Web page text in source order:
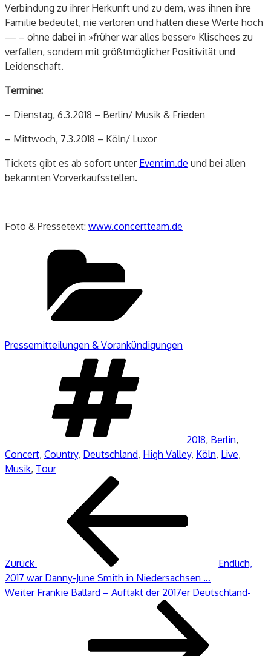
Verbindung zu ihrer Herkunft und zu dem, was ihnen ihre
Familie bedeutet, nie verloren und halten diese Werte hoch
— – ohne dabei in »früher war alles besser« Klischees zu
verfallen, sondern mit größtmöglicher Positivität und
Leidenschaft.
Termine:
– Dienstag, 6.3.2018 – Berlin/ Musik & Frieden
– Mittwoch, 7.3.2018 – Köln/ Luxor
Tickets gibt es ab sofort unter Eventim.de und bei allen
bekannten Vorverkaufsstellen.
Foto & Pressetext: www.concertteam.de
Pressemitteilungen & Vorankündigungen
2018, Berlin,
Concert, Country, Deutschland, High Valley, Köln, Live,
Musik, Tour
Beitragsnavigation
Zurück
Endlich,
2017 war Danny-June Smith in Niedersachsen …
Nächster
Weiter Frankie Ballard – Auftakt der 2017er Deutschland-